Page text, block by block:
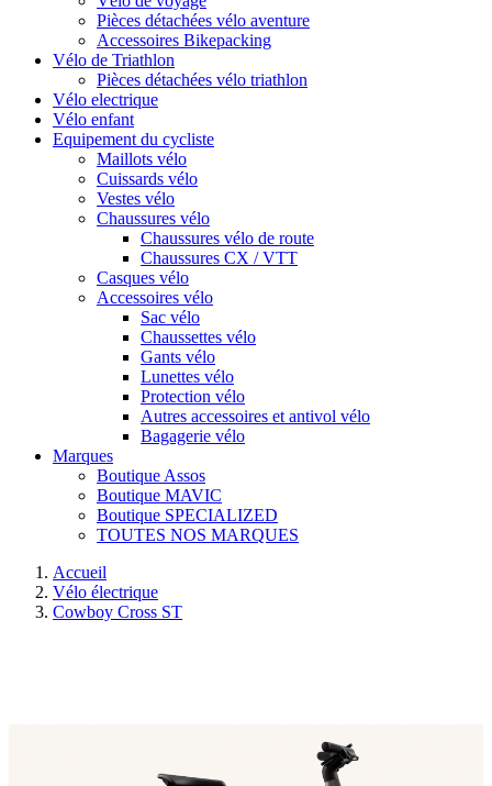
Pièces détachées vélo aventure
Accessoires Bikepacking
Vélo de Triathlon
Pièces détachées vélo triathlon
Vélo electrique
Vélo enfant
Equipement du cycliste
Maillots vélo
Cuissards vélo
Vestes vélo
Chaussures vélo
Chaussures vélo de route
Chaussures CX / VTT
Casques vélo
Accessoires vélo
Sac vélo
Chaussettes vélo
Gants vélo
Lunettes vélo
Protection vélo
Autres accessoires et antivol vélo
Bagagerie vélo
Marques
Boutique Assos
Boutique MAVIC
Boutique SPECIALIZED
TOUTES NOS MARQUES
Accueil
Vélo électrique
Cowboy Cross ST